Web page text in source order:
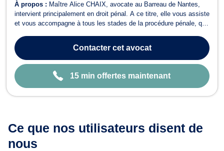
À propos : Maître Alice CHAIX, avocate au Barreau de Nantes,
intervient principalement en droit pénal. A ce titre, elle vous assiste
et vous accompagne à tous les stades de la procédure pénale, que
plainte ou de son suivi (préparation et assistance avant le dépôt en
c...
Contactercet avocat
15 min offertes maintenant
Ce que nos utilisateurs disent de
nous